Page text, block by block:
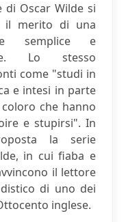
di Oscar Wilde si
il merito di una
semplice e
Lo stesso
come "studi in
e intesi in parte
che hanno
e stupirsi". In
la serie
in cui fiaba e
il lettore
di uno dei
inglese.